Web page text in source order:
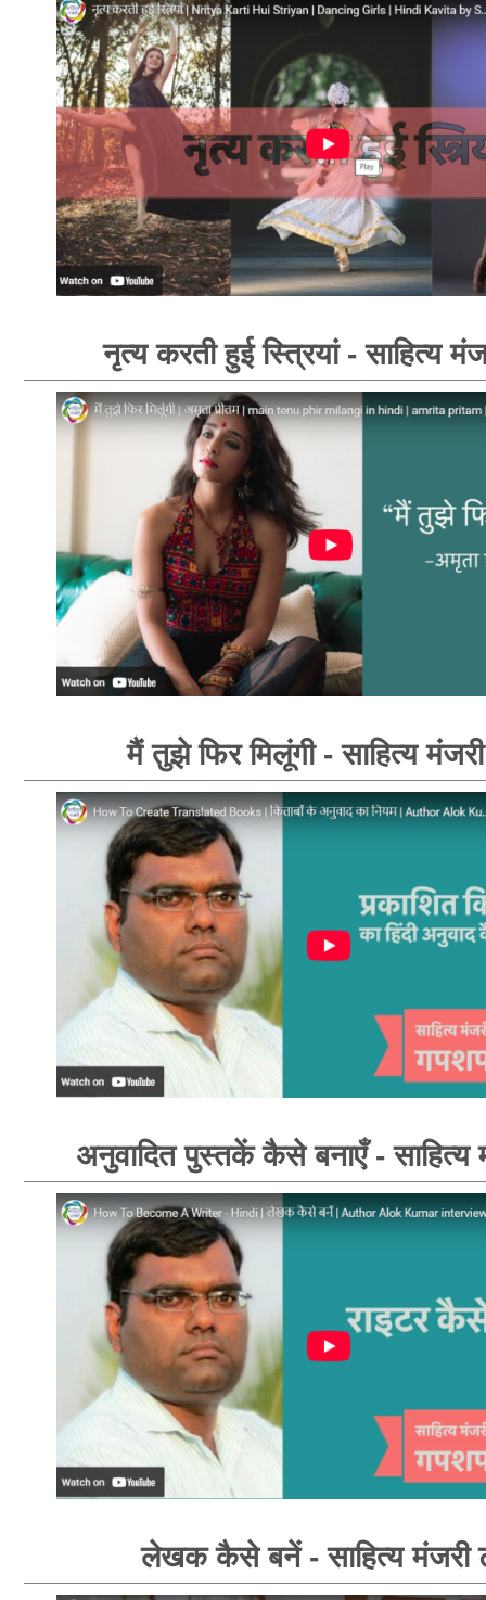
नृत्य करती हुई स्त्रियां - साहित्य
मैं तुझे फिर मिलूंगी - साहित्य
अनुवादित पुस्तकें कैसे बनाएँ - साहित्य
लेखक कैसे बनें - साहित्य मंजरी